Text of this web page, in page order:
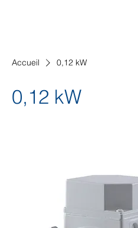
Accueil 0,12 kW
0,12 kW